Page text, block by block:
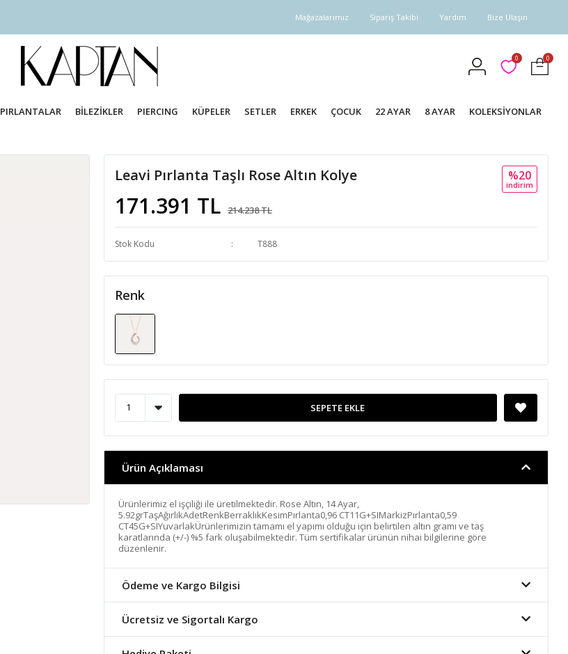
Mağazalarımız Sipariş Takibi Yardım Bize Ulaşın
0 0
PIRLANTALAR BİLEZİKLER PIERCING KÜPELER SETLER ERKEK ÇOCUK 22 AYAR 8 AYAR KOLEKSİYONLAR
Leavi Pırlanta Taşlı Rose Altın Kolye
171.391 TL 214.238 TL
%20
i̇ndi̇ri̇m
Stok Kodu T888
Renk
SEPETE EKLE
Ürün Açıklaması
Ürünlerimiz el işçiliği ile üretilmektedir. Rose Altın, 14 Ayar,
5.92grTaşAğırlıkAdetRenkBerraklıkKesimPırlanta0,96 CT11G+SIMarkizPırlanta0,59
CT45G+SIYuvarlakÜrünlerimizin tamamı el yapımı olduğu için belirtilen altın gramı ve taş
karatlarında (+/-) %5 fark oluşabilmektedir. Tüm sertifikalar ürünün nihai bilgilerine göre
düzenlenir.
Ödeme ve Kargo Bilgisi
Ücretsiz ve Sigortalı Kargo